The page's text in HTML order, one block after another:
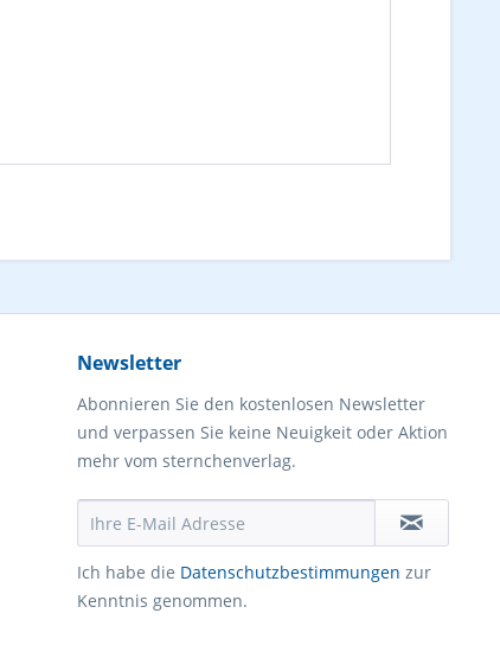
Newsletter
Abonnieren Sie den kostenlosen Newsletter
und verpassen Sie keine Neuigkeit oder Aktion
mehr vom sternchenverlag.
Ich habe die Datenschutzbestimmungen zur
Kenntnis genommen.